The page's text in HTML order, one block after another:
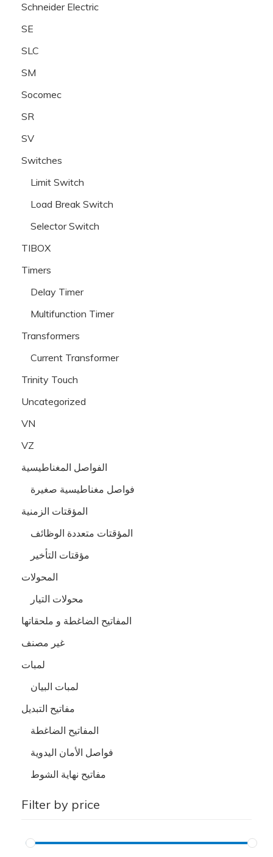
Schneider Electric
SE
SLC
SM
Socomec
SR
SV
Switches
Limit Switch
Load Break Switch
Selector Switch
TIBOX
Timers
Delay Timer
Multifunction Timer
Transformers
Current Transformer
Trinity Touch
Uncategorized
VN
VZ
الفواصل المغناطيسية
فواصل مغناطيسية صغيرة
المؤقتات الزمنية
المؤقتات متعددة الوظائف
مؤقتات التأخير
المحولات
محولات التيار
المفاتيح الضاغطة و ملحقاتها
غير مصنف
لمبات
لمبات البيان
مفاتيح التبديل
المفاتيح الضاغطة
فواصل الأمان اليدوية
مفاتيح نهاية الشوط
Filter by price